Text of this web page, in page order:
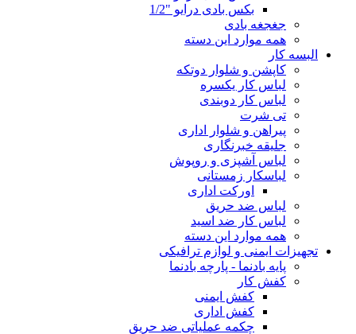
بکس بادی درایو "1/2
جغجغه بادی
همه موارد این دسته
البسه کار
کاپشن و شلوار دوتکه
لباس کار یکسره
لباس کار دوبندی
تی شرت
پیراهن و شلوار اداری
جلیقه خبرنگاری
لباس آشپزی و روپوش
لباسکار زمستانی
اورکت اداری
لباس ضد حریق
لباس کار ضد اسید
همه موارد این دسته
تجهیزات ایمنی و لوازم ترافیکی
پایه بادنما - پارچه بادنما
کفش کار
کفش ایمنی
کفش اداری
چکمه عملیاتی ضد حریق